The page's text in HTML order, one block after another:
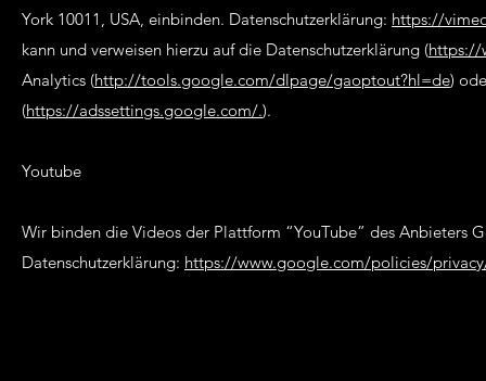
York 10011, USA, einbinden. Datenschutzerklärung: https://
kann und verweisen hierzu auf die Datenschutzerklärung (https://
Analytics (http://tools.google.com/dlpage/gaoptout?hl=de)
(https://adssettings.google.com/.).
Youtube
Wir binden die Videos der Plattform “YouTube” des Anbieters
Datenschutzerklärung: https://www.google.com/policies/